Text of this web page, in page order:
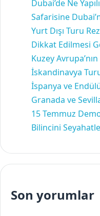
Dubai’de Ne
Safarisine
Yurt Dışı Turu
Dikkat Edilmesi
Kuzey
İskandinavya
İspanya ve
Granada ve
15 Temmuz
Bilincini
Son yorumlar